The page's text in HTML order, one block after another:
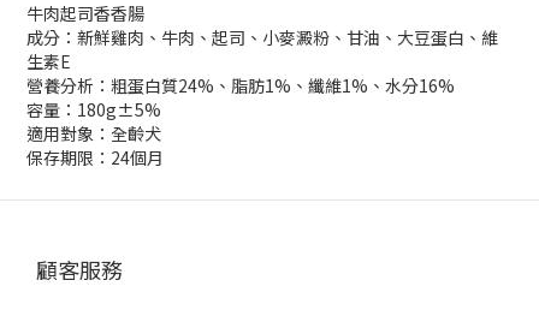
牛肉起司香香腸
成分：新鮮雞肉、牛肉、起司、小麥澱粉、甘油、大豆蛋白、維
生素E
營養分析：粗蛋白質24%、脂肪1%、纖維1%、水分16%
容量：180g±5%
適用對象：全齡犬
保存期限：24個月
顧客服務